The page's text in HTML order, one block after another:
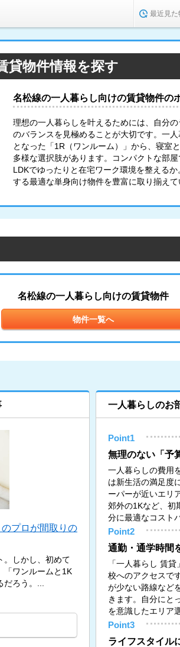
最近見た
貸物件情報を探す
名松線の一人暮らし向けの賃貸物件の
理想の一人暮らしを叶えるためには、自分
のバランスを見極めることが大切です。一
となった「1R（ワンルーム）」から、寝室
多様な選択肢があります。コンパクトな部
LDKでゆったりと在宅ワーク環境を整える
する最適な単身向け物件を豊富に取り揃えて
名松線の一人暮らし向けの賃貸物件
物件一覧へ
プロが間取りの
。しかし、初めて
「ワンルームと1K
ろう。...
一人暮らしのお
Point1
無理のない「予
一人暮らしの費用
は新生活の満足度
ーパーが近いエリ
郊外の1Kなど、初
分に最適なコスト
Point2
通勤・通学時間
「一人暮らし 賃
校へのアクセスで
が少ない路線など
きます。自分にと
を意識したエリア
Point3
ライフスタイル